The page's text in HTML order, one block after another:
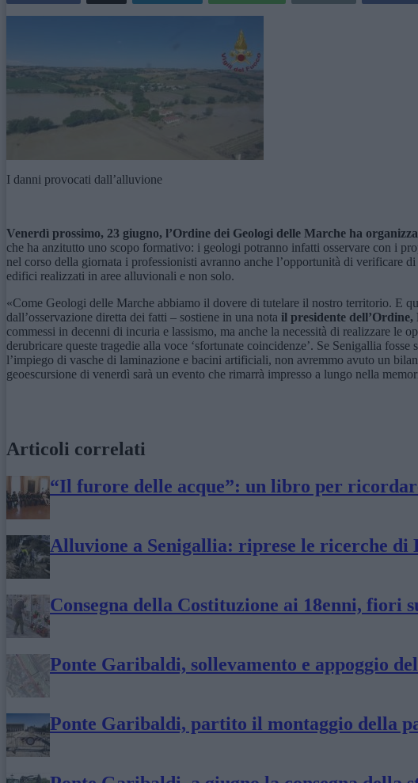
I danni provocati dall’alluvione
Venerdì prossimo, 23 giugno, l’Ordine dei Geologi delle Marche ha
che ha anzitutto uno scopo formativo: i geologi potranno infatti osservare con i
nel corso della giornata i professionisti avranno anche l’opportunità di verificare
edifici realizzati in aree alluvionali e non solo.
«Come Geologi delle Marche abbiamo il dovere di tutelare il nostro territorio. E
dall’osservazione diretta dei fatti – sostiene in una nota il presidente
commessi in decenni di incuria e lassismo, ma anche la necessità di realizzare
derubricare queste tragedie alla voce ‘sfortunate coincidenze’. Se Senigallia
l’impiego di vasche di laminazione e bacini artificiali, non avremmo avuto un
geoescursione di venerdì sarà un evento che rimarrà impresso a lungo nella
Articoli correlati
“Il furore delle acque”: un libro per
Alluvione a Senigallia: riprese le ricerche di
Consegna della Costituzione ai 18enni, fiori
Ponte Garibaldi, sollevamento e appoggio
Ponte Garibaldi, partito il montaggio della